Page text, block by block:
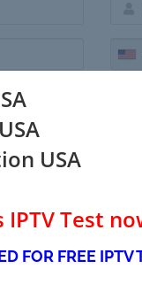
USA
Test
FOR FREE IPTV